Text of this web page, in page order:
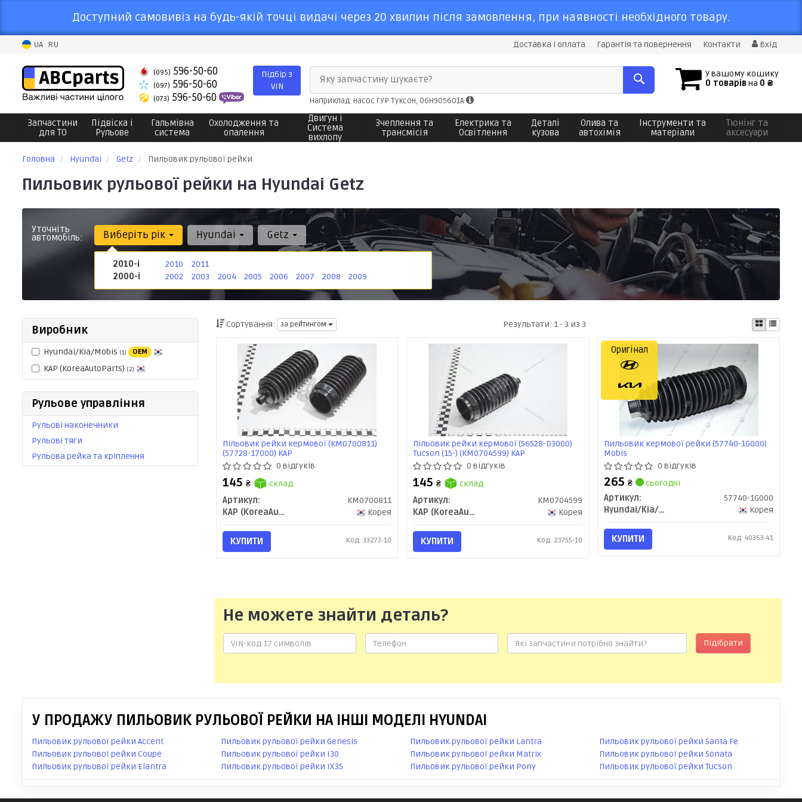
Доступний самовивіз на будь-якій точці видачі через 20 хвилин після замовлення, при наявності необхідного товару.
UA RU Доставка і оплата Гарантія та повернення Контакти Вхід
(095) 596-50-60
(097) 596-50-60
(073) 596-50-60
Підбір з
VIN
У вашому кошику
0 товарів на 0 ₴
Яку запчастину шукаєте?
Наприклад: насос ГУР Туксон, 06H905601A
Запчастини
для ТО
Підвіска і
Рульове
Гальмівна
система
Охолодження та
опалення
Двигун і
Система
вихлопу
Зчеплення та
трансмісія
Електрика та
Освітлення
Деталі
кузова
Олива та
автохімія
Інструменти та
матеріали
Тюнінг та
аксесуари
Головна Hyundai Getz Пильовик рульової рейки
Пильовик рульової рейки на Hyundai Getz
Уточніть
автомобіль: Виберіть рік
2010-і 2010
2011
2000-і
2002 2003 2004 2005 2006 2007 2008 2009
Hyundai Getz
Виробник
Hyundai/Kia/Mobis (1) OEM
KAP (KoreaAutoParts) (2)
Рульове управління
Рульові наконечники
Рульові тяги
Рульова рейка та кріплення
Сортування: за рейтингом Результати: 1 - 3 из 3
Пільовик рейки кермової (KM0700811)
(57728-17000) KAP
0 відгуків
145 ₴
склад
Артикул:
KM0700811
KAP (KoreaAutoParts)
Корея
КУПИТИ Код: 33273-10
Пільовик рейки кермової (56528-D3000)
Tucson (15-) (KM0704599) KAP
0 відгуків
145₴
склад
Артикул:
KM0704599
KAP (KoreaAutoParts)
Корея
КУПИТИ Код: 23755-10
Пильовик кермової рейки (57740-1G000)
Mobis
0 відгуків
265₴
сьогодні
Артикул:
57740-1G000
Hyundai/Kia/Mobis
Корея
КУПИТИ Код: 40363-41
Оригінал
Не можете знайти деталь?
Підібрати
У ПРОДАЖУ ПИЛЬОВИК РУЛЬОВОЇ РЕЙКИ НА ІНШІ МОДЕЛІ HYUNDAI
Пильовик рульової рейки Accent
Пильовик рульової рейки Coupe
Пильовик рульової рейки Elantra
Пильовик рульової рейки Genesis
Пильовик рульової рейки I30
Пильовик рульової рейки IX35
Пильовик рульової рейки Lantra
Пильовик рульової рейки Matrix
Пильовик рульової рейки Pony
Пильовик рульової рейки Santa Fe
Пильовик рульової рейки Sonata
Пильовик рульової рейки Tucson